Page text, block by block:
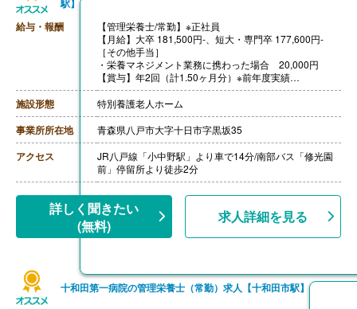
駅】
給与・報酬
【管理栄養士/常勤】※正社員
【月給】大卒 181,500円-、短大・専門卒 177,600円-
［その他手当］
・栄養マネジメント業務に携わった場合 20,000円
【賞与】年2回（計1.50ヶ月分）※前年度実績
【通勤手当】あり（上限33,000円/月）
【昇給】あり※55歳まで（1月あたり2,000円-4,000円）※
前年度実績
【退職金】あり※勤続1年以上
施設形態 特別養護老人ホーム
事業所所在地 青森県八戸市大字十日市字黒坂35
アクセス
JR八戸線「小中野駅」より車で14分/南部バス「修光園
前」停留所より徒歩2分
詳しく聞きたい
(無料)
求人詳細を見る
十和田第一病院の管理栄養士（常勤）求人【十和田市駅】